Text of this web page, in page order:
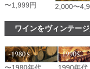
〜1,999円 2,000〜
ワインをヴィンテー
〜1980年代 1990年代